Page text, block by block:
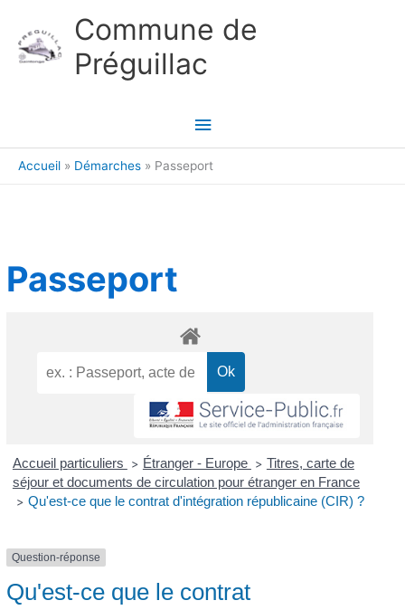
Commune de
Préguillac
Menu
principal
Accueil Démarches Passeport
Passeport
Accueil particuliers > Étranger - Europe > Titres, carte de
séjour et documents de circulation pour étranger en France
> Qu'est-ce que le contrat d'intégration républicaine (CIR) ?
Question-réponse
Qu'est-ce que le contrat